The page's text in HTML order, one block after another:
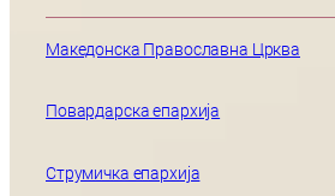
Македонска Православна Црква
Повардарска епархија
Струмичка епархија